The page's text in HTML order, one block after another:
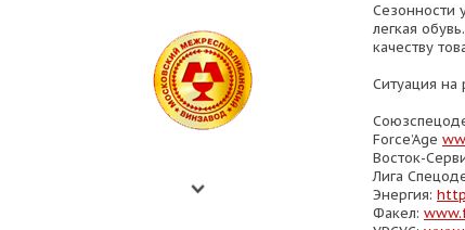
Сезонности
легкая
качеству
Ситуация на
Force’Age
Восток-
Лига
Энергия:
Факел: